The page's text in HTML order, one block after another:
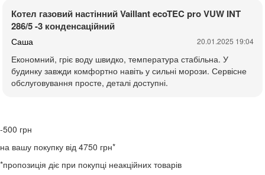
Котел газовий настінний Vaillant ecoTEC pro VUW INT
286/5 -3 конденсаційний
Саша 20.01.2025 19:04
Економний, гріє воду швидко, температура стабільна. У
будинку завжди комфортно навіть у сильні морози. Сервісне
обслуговування просте, деталі доступні.
-500 грн
на вашу покупку від 4750 грн*
*пропозиція діє при покупці неакційних товарів